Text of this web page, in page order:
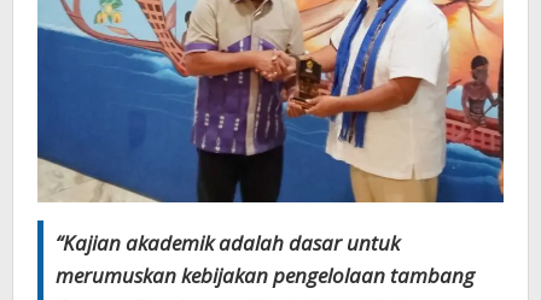
“Kajian akademik adalah dasar untuk
merumuskan kebijakan pengelolaan tambang